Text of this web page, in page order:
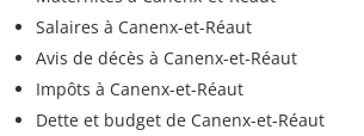
Salaires à Canenx-et-Réaut
Avis de décès à Canenx-et-Réaut
Impôts à Canenx-et-Réaut
Dette et budget de Canenx-et-Réaut